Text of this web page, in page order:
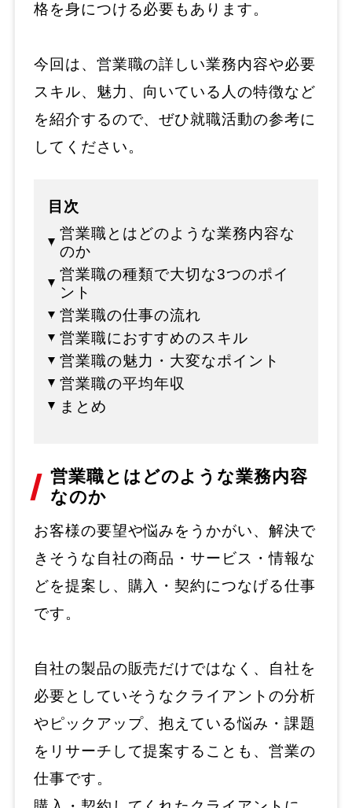
格を身につける必要もあります。
今回は、営業職の詳しい業務内容や必要
スキル、魅力、向いている人の特徴など
を紹介するので、ぜひ就職活動の参考に
してください。
目次
営業職とはどのような業務内容な
のか
営業職の種類で大切な3つのポイ
ント
営業職の仕事の流れ
営業職におすすめのスキル
営業職の魅力・大変なポイント
営業職の平均年収
まとめ
営業職とはどのような業務内容
なのか
お客様の要望や悩みをうかがい、解決で
きそうな自社の商品・サービス・情報な
どを提案し、購入・契約につなげる仕事
です。
自社の製品の販売だけではなく、自社を
必要としていそうなクライアントの分析
やピックアップ、抱えている悩み・課題
をリサーチして提案することも、営業の
仕事です。